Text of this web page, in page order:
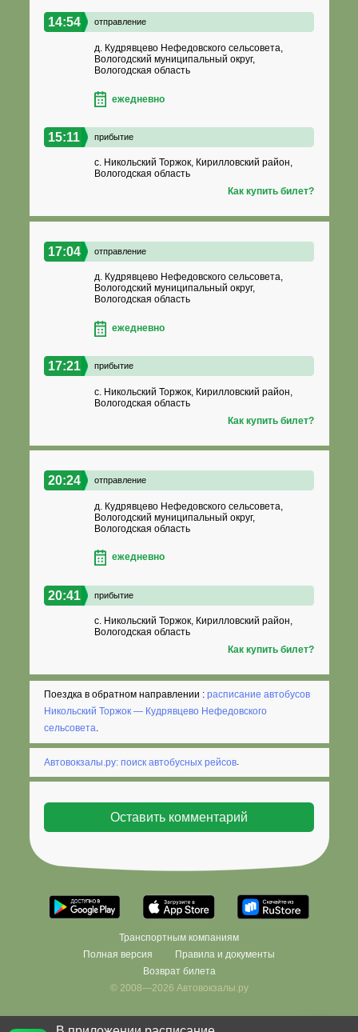
14:54 отправление
д. Кудрявцево Нефедовского сельсовета,
Вологодский муниципальный округ,
Вологодская область
ежедневно
15:11 прибытие
с. Никольский Торжок, Кирилловский район,
Вологодская область
Как купить билет?
17:04 отправление
д. Кудрявцево Нефедовского сельсовета,
Вологодский муниципальный округ,
Вологодская область
ежедневно
17:21 прибытие
с. Никольский Торжок, Кирилловский район,
Вологодская область
Как купить билет?
20:24 отправление
д. Кудрявцево Нефедовского сельсовета,
Вологодский муниципальный округ,
Вологодская область
ежедневно
20:41 прибытие
с. Никольский Торжок, Кирилловский район,
Вологодская область
Как купить билет?
Поездка в обратном направлении :расписание автобусов
Никольский Торжок — Кудрявцево Нефедовского
сельсовета.
Автовокзалы.ру: поиск автобусных рейсов.
Транспортным компаниям
Полная версия
Правила и документы
Возврат билета
© 2008—2026 Автовокзалы.ру